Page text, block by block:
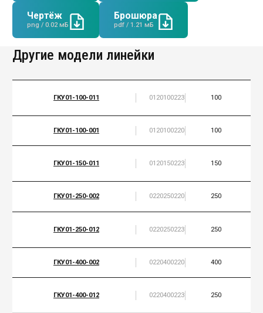
Чертёж
png / 0.02 мБ
Брошюра
pdf / 1.21 мБ
Другие модели линейки
ГКУ01-100-011 0120100223 100
ГКУ01-100-001 0120100220 100
ГКУ01-150-011 0120150223 150
ГКУ01-250-002 0220250220 250
ГКУ01-250-012 0220250223 250
ГКУ01-400-002 0220400220 400
ГКУ01-400-012 0220400223 250